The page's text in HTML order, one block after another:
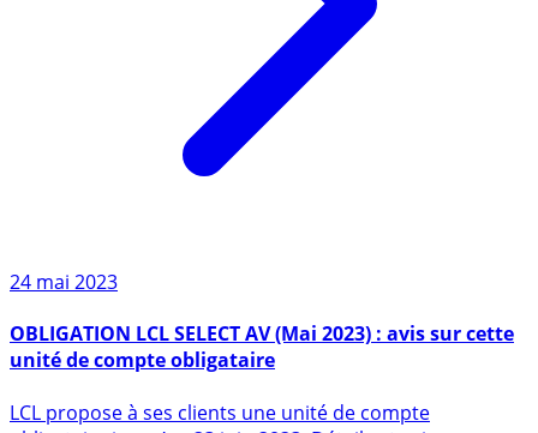
24 mai 2023
unité de compte obligataire